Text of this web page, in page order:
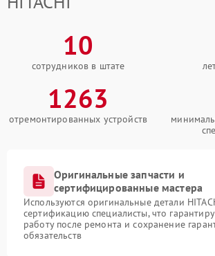
10
сотрудников в штате
1263
отремонтированных устройств
Оригинальные запчасти и
сертифицированные мастера
Используются оригинальные детали
сертификацию специалисты, что
работу после ремонта и сохранение
обязательств